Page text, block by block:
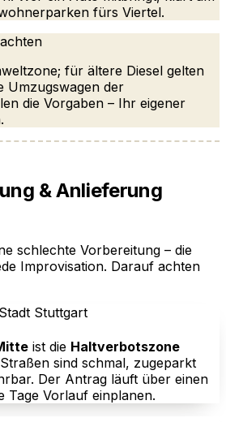
fürs Viertel.
für ältere Diesel gelten
Umzugswagen der
die Vorgaben – Ihr eigener
& Anlieferung
schlechte Vorbereitung – die
Improvisation. Darauf achten
Stuttgart
ist die Haltverbotszone
sind schmal, zugeparkt
Der Antrag läuft über einen
Tage Vorlauf einplanen.